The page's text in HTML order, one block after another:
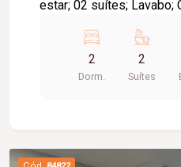
estar; 02 suítes; Lavabo;
Diferenciais: Upgrades
Tomadas preparadas
condicionado em todos
squash; Quadra
2
Dorm.
2
Suítes